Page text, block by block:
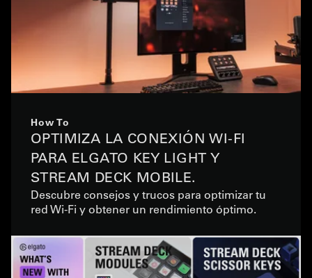
How To
OPTIMIZA LA CONEXIÓN WI-FI
PARA ELGATO KEY LIGHT Y
STREAM DECK MOBILE.
Descubre consejos y trucos para optimizar tu
red Wi-Fi y obtener un rendimiento óptimo.